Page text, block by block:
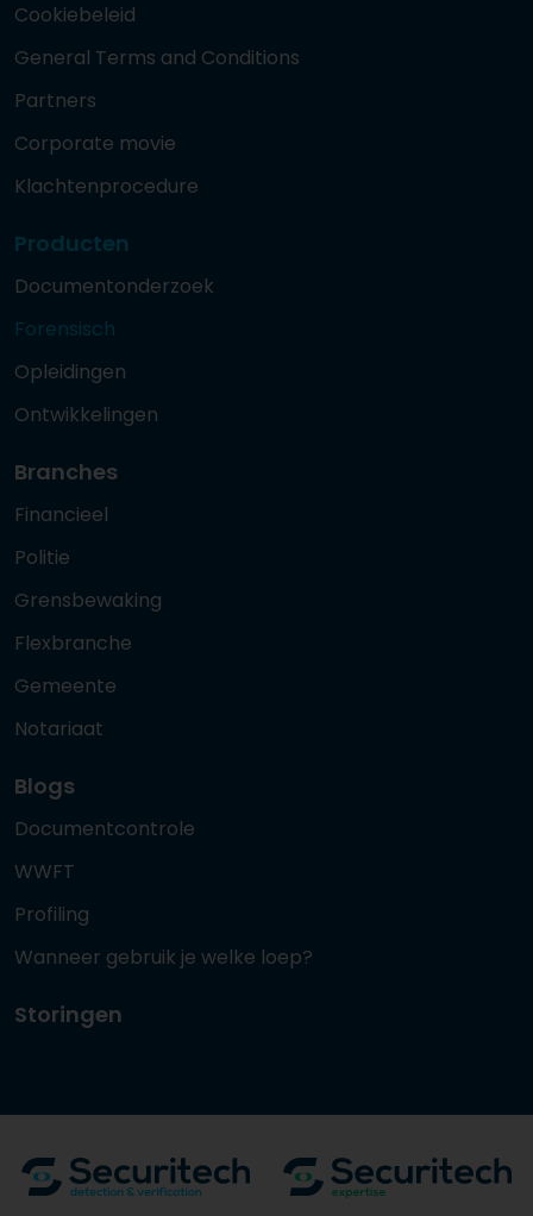
Cookiebeleid
General Terms and Conditions
Partners
Corporate movie
Klachtenprocedure
Producten
Documentonderzoek
Forensisch
Opleidingen
Ontwikkelingen
Branches
Financieel
Politie
Grensbewaking
Flexbranche
Gemeente
Notariaat
Blogs
Documentcontrole
WWFT
Profiling
Wanneer gebruik je welke loep?
Storingen